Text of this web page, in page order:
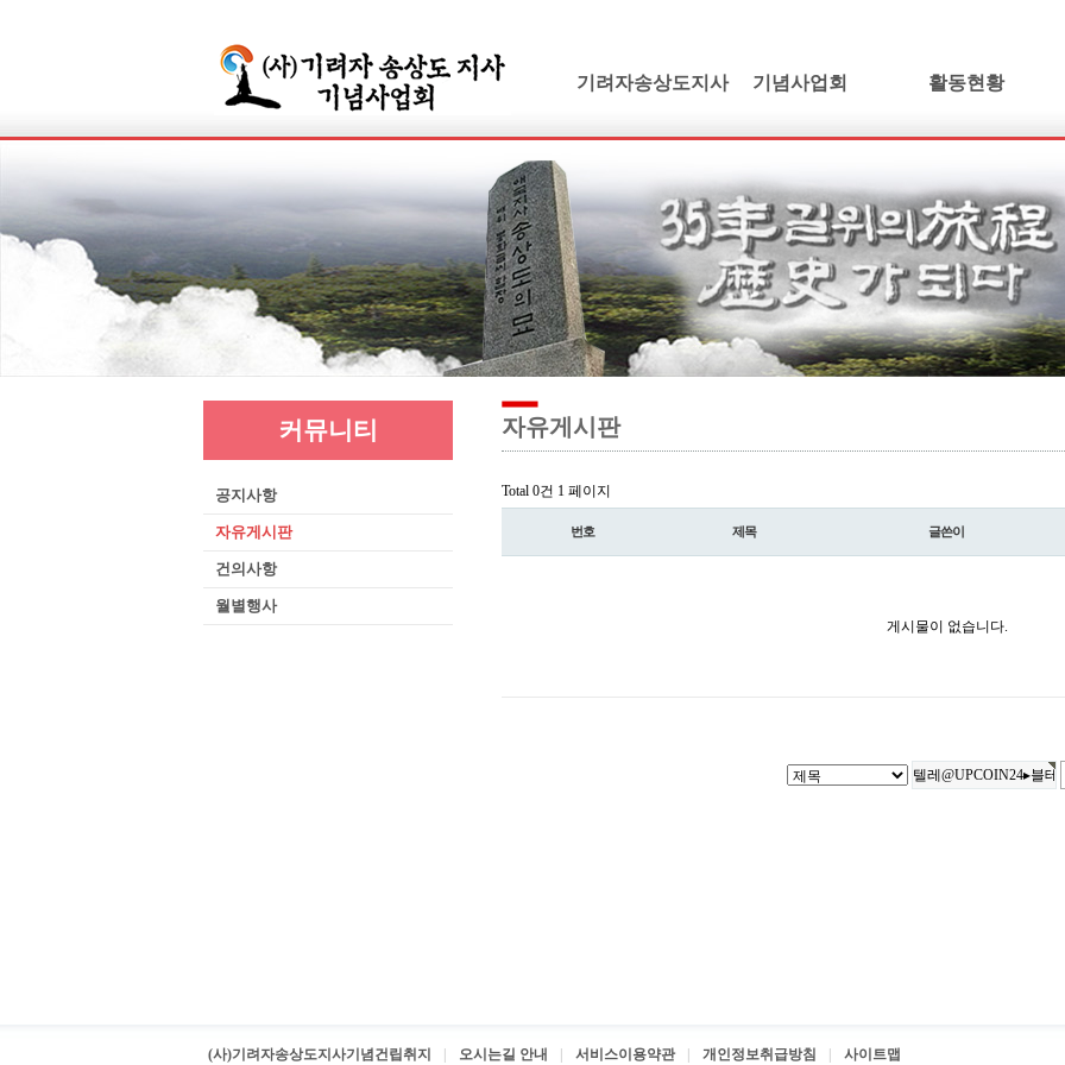
기려자송상도지사
연보 및 가계도
기려수필집필동기
생애와사상
유묵과유품
연혁지
추모의글
기념사업회
인사말
정관 및 조직도
임원현황
사업계획
정기총회자료
오시는길
활동현황
학술발표회논단
동영상갤러리
소설/기려수필
만화/기려수필
드라마/기려수필
오페라/기려수필
커뮤니티
공지사항
자유게시판
건의사항
월별행사
자유게시판
Total 0건 1 페이지
번호 제목 글쓴이
게시물이 없습니다.
(사)기려자송상도지사기념건립취지 오시는길 안내 서비스이용약관 개인정보취급방침 사이트맵